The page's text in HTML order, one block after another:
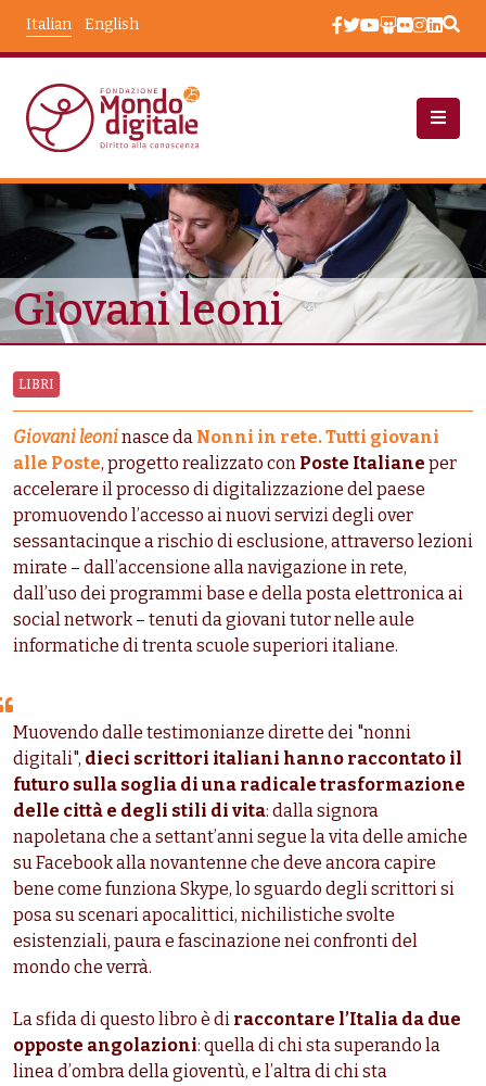
English
Italian
Risorse Educative Giovani Leoni
Giovani leoni
LIBRI
Giovani leoninasce da Nonni in rete. Tutti giovani
alle Poste, progetto realizzato con Poste Italiane per
accelerare il processo di digitalizzazione del paese
promuovendo l’accesso ai nuovi servizi degli over
sessantacinque a rischio di esclusione, attraverso lezioni
mirate – dall’accensione alla navigazione in rete,
dall’uso dei programmi base e della posta elettronica ai
social network – tenuti da giovani tutor nelle aule
informatiche di trenta scuole superiori italiane.
Muovendo dalle testimonianze dirette dei "nonni
digitali", dieci scrittori italiani hanno raccontato il
futuro sulla soglia di una radicale trasformazione
delle città e degli stili di vita: dalla signora
napoletana che a settant’anni segue la vita delle amiche
su Facebook alla novantenne che deve ancora capire
bene come funziona Skype, lo sguardo degli scrittori si
posa su scenari apocalittici, nichilistiche svolte
esistenziali, paura e fascinazione nei confronti del
mondo che verrà.
La sfida di questo libro è di raccontare l’Italia da due
opposte angolazioni: quella di chi sta superando la
linea d’ombra della gioventù, e l’altra di chi sta